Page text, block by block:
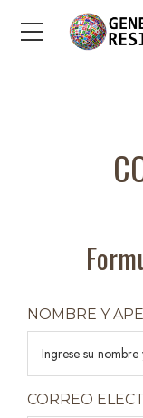
NOMBRE Y
CORREO